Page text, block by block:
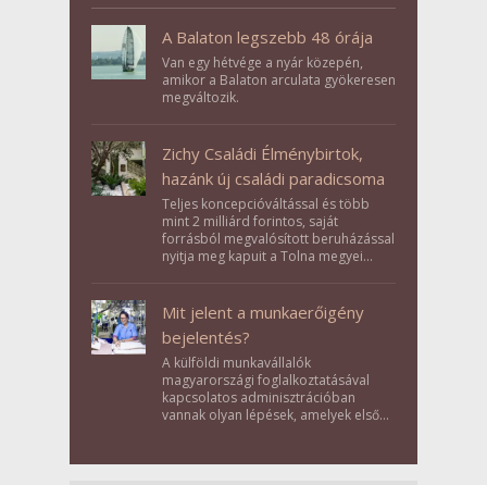
A Balaton legszebb 48 órája
Van egy hétvége a nyár közepén,
amikor a Balaton arculata gyökeresen
megváltozik.
Zichy Családi Élménybirtok,
hazánk új családi paradicsoma
Teljes koncepcióváltással és több
mint 2 milliárd forintos, saját
forrásból megvalósított beruházással
nyitja meg kapuit a Tolna megyei
Mit jelent a munkaerőigény
bejelentés?
A külföldi munkavállalók
magyarországi foglalkoztatásával
kapcsolatos adminisztrációban
vannak olyan lépések, amelyek első
szerepet töltenek be az egész